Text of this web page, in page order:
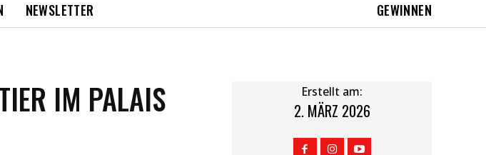
NEWSLETTER GEWINNEN
IM PALAIS
Erstellt am:
2. MÄRZ 2026